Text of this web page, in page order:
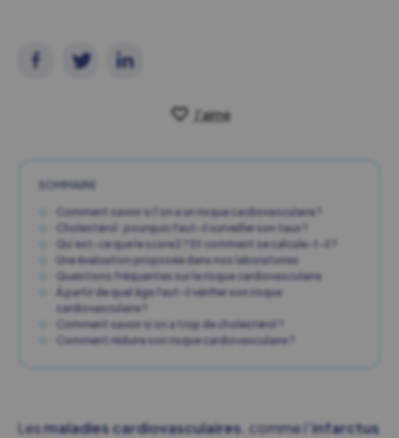
J'aime
SOMMAIRE
Comment savoir si l’on a un risque cardiovasculaire ?
Cholestérol : pourquoi faut-il surveiller son taux ?
Qu’est-ce que le score2 ? Et comment se calcule-t-il ?
Une évaluation proposée dans nos laboratoires
Questions fréquentes sur le risque cardiovasculaire
À partir de quel âge faut-il vérifier son risque
cardiovasculaire ?
Comment savoir si on a trop de cholestérol ?
Comment réduire son risque cardiovasculaire ?
Lesmaladies cardiovasculaires , comme l’ infarctus